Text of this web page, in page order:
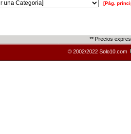
[Pág.
** Precios
© 2002/2022 Solo10.com